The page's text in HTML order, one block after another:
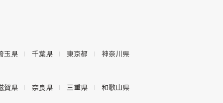
玉県 千葉県 東京都 神奈川県
賀県 奈良県 三重県 和歌山県